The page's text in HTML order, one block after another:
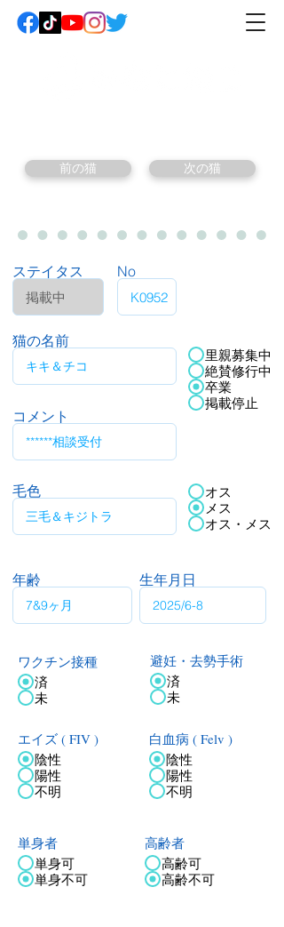
前の猫 次の猫
ステイタス No
猫の名前
コメント
里親募集中
絶賛修行中
卒業
掲載停止
毛色
オス
メス
オス・メス
年齢 生年月日
ワクチン接種
済
未
エイズ ( FIV )
陰性
陽性
不明
避妊・去勢手術
済
未
白血病 ( Felv )
陰性
陽性
不明
単身者
単身可
単身不可
高齢者
高齢可
高齢不可